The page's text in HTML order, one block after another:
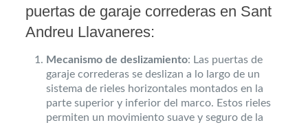
puertas de garaje correderas en Sant
Andreu Llavaneres:
Mecanismo de deslizamiento: Las puertas de
garaje correderas se deslizan a lo largo de un
sistema de rieles horizontales montados en la
parte superior y inferior del marco. Estos rieles
permiten un movimiento suave y seguro de la